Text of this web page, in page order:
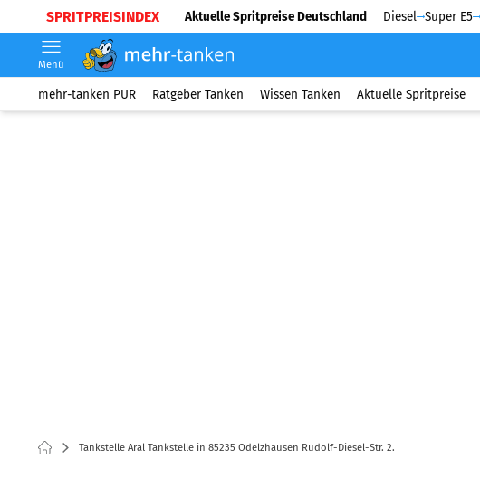
SPRITPREISINDEX Aktuelle Spritpreise Deutschland Diesel Super E5
Menü
mehr-tanken PUR Ratgeber Tanken Wissen Tanken Aktuelle Spritpreise
Tankstelle Aral Tankstelle in 85235 Odelzhausen Rudolf-Diesel-Str. 2.